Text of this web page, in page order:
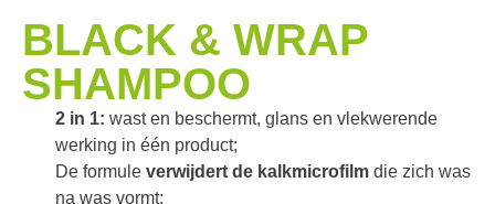
BLACK & WRAP
SHAMPOO
2 in 1: wast en beschermt, glans en vlekwerende
werking in één product;
De formule verwijdert de kalkmicrofilm die zich was
na was vormt;